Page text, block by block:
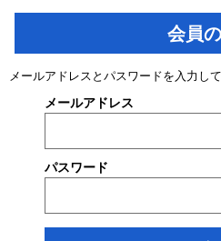
会員
メールアドレスとパスワードを入力し
メールアドレス
パスワード